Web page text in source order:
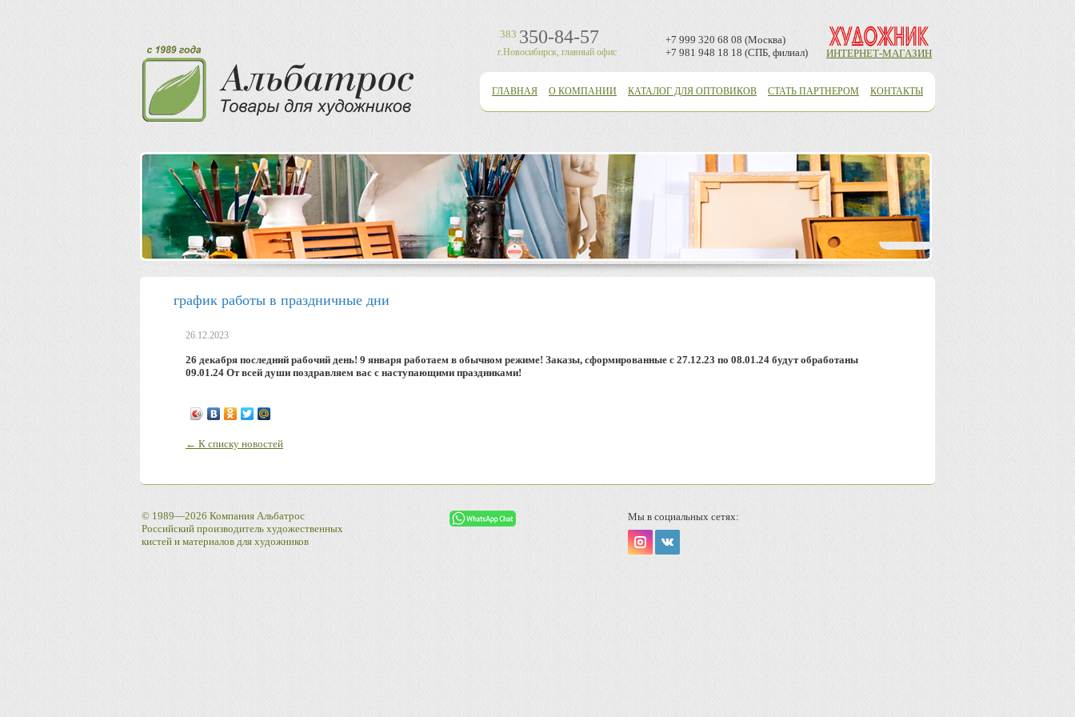
383 350-84-57
г.Новосибирск, главный офис
+7 999 320 68 08 (Москва)
+7 981 948 18 18 (СПБ, филиал)
ИНТЕРНЕТ-МАГАЗИН
ГЛАВНАЯ О КОМПАНИИ КАТАЛОГ ДЛЯ ОПТОВИКОВ СТАТЬ ПАРТНЕРОМ КОНТАКТЫ
график работы в праздничные дни
26.12.2023
26 декабря последний рабочий день! 9 января работаем в обычном режиме! Заказы, сформированные с 27.12.23 по 08.01.24 будут обработаны
09.01.24 От всей души поздравляем вас с наступающими праздниками!
← К списку новостей
© 1989—2026 Компания Альбатрос
Российский производитель художественных
кистей и материалов для художников
Мы в социальных сетях: